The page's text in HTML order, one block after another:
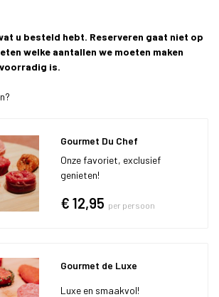
u besteld hebt. Reserveren gaat niet op
welke aantallen we moeten maken
is.
Gourmet Du Chef
Onze favoriet, exclusief
genieten!
€ 12,95 per persoon
Gourmet de Luxe
Luxe en smaakvol!